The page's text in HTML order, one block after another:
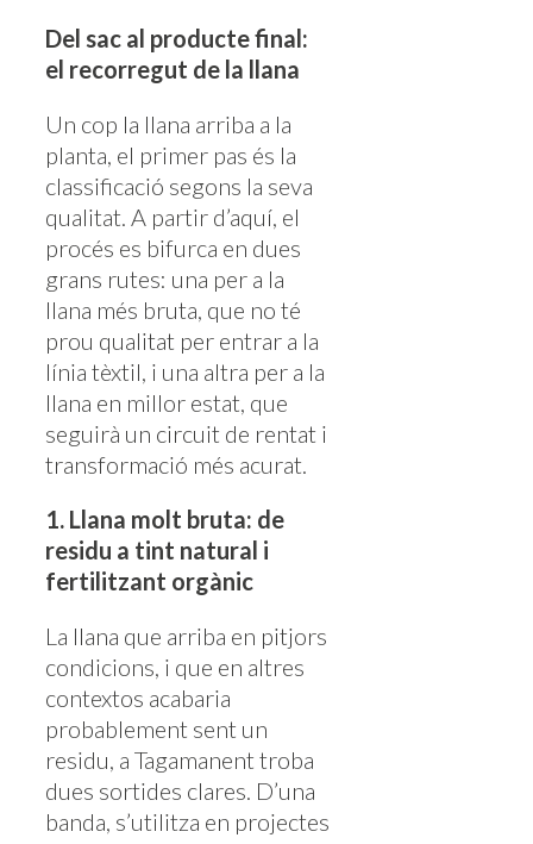
Del sac al producte final:
el recorregut de la llana
Un cop la llana arriba a la
planta, el primer pas és la
classificació segons la seva
qualitat. A partir d’aquí, el
procés es bifurca en dues
grans rutes: una per a la
llana més bruta, que no té
prou qualitat per entrar a la
línia tèxtil, i una altra per a la
llana en millor estat, que
seguirà un circuit de rentat i
transformació més acurat.
1. Llana molt bruta: de
residu a tint natural i
fertilitzant orgànic
La llana que arriba en pitjors
condicions, i que en altres
contextos acabaria
probablement sent un
residu, a Tagamanent troba
dues sortides clares. D’una
banda, s’utilitza en projectes